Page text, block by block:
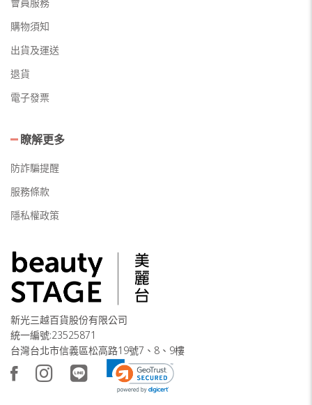
購物須知
出貨及運送
退貨
電子發票
瞭解更多
防詐騙提醒
服務條款
隱私權政策
新光三越百貨股份有限公司
統一編號:23525871
台灣台北市信義區松高路19號7、8、9樓